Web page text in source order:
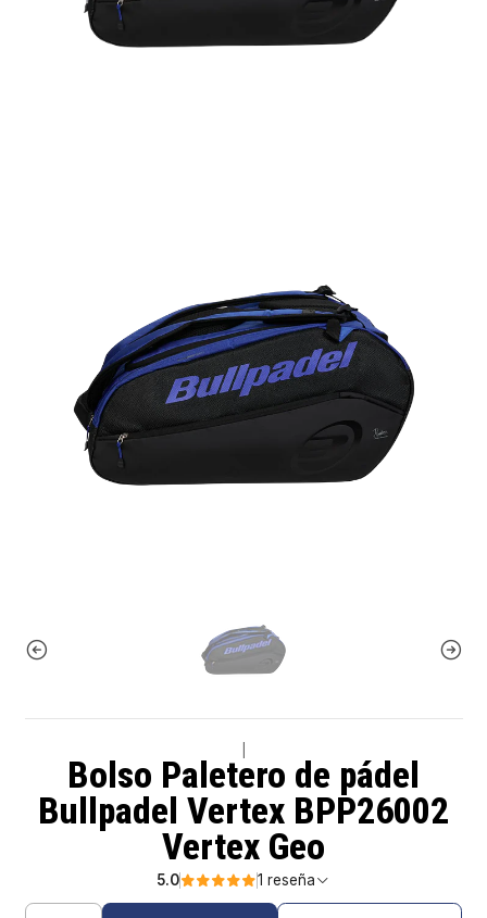
Bolso Paletero de pádel
Bullpadel Vertex BPP26002
Vertex Geo
5.0 1 reseña